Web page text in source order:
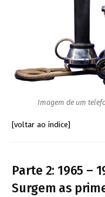
Imagem de um
[voltar ao índice]
Parte 2: 1965 –
Surgem as